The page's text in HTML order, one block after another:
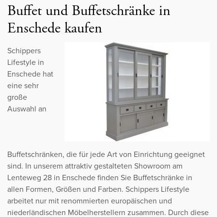
Buffet und Buffetschränke in
Enschede kaufen
Schippers
Lifestyle in
Enschede hat
eine sehr
große
Auswahl an
Buffetschränken, die für jede Art von Einrichtung geeignet
sind. In unserem attraktiv gestalteten Showroom am
Lenteweg 28 in Enschede finden Sie Buffetschränke in
allen Formen, Größen und Farben. Schippers Lifestyle
arbeitet nur mit renommierten europäischen und
niederländischen Möbelherstellern zusammen. Durch diese